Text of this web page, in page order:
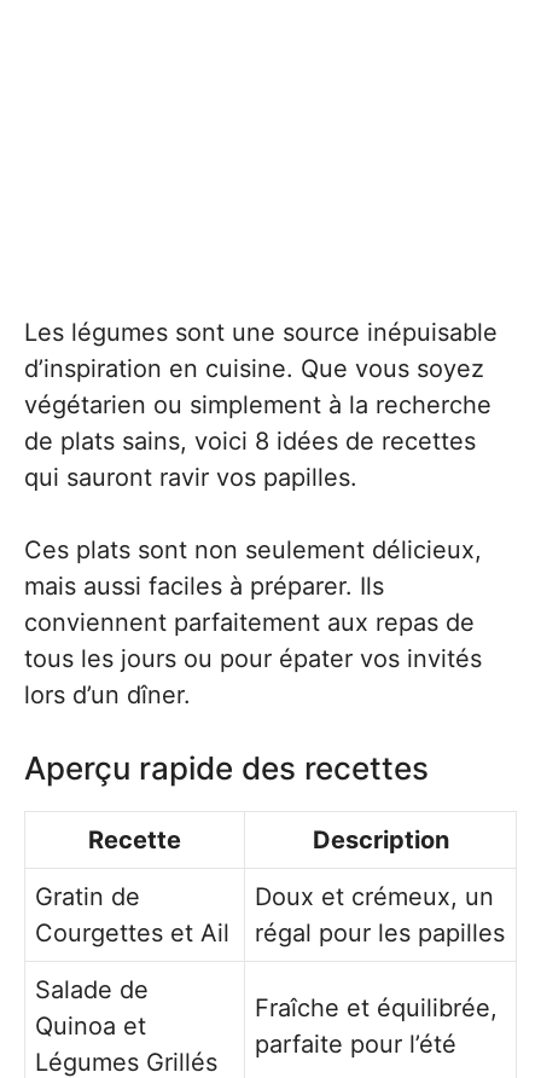
Les légumes sont une source inépuisable
d’inspiration en cuisine. Que vous soyez
végétarien ou simplement à la recherche
de plats sains, voici 8 idées de recettes
qui sauront ravir vos papilles.
Ces plats sont non seulement délicieux,
mais aussi faciles à préparer. Ils
conviennent parfaitement aux repas de
tous les jours ou pour épater vos invités
lors d’un dîner.
Aperçu rapide des recettes
Recette
Description
Gratin de
Courgettes et Ail
Doux et crémeux, un
régal pour les papilles
Salade de
Quinoa et
Légumes Grillés
Fraîche et équilibrée,
parfaite pour l’été